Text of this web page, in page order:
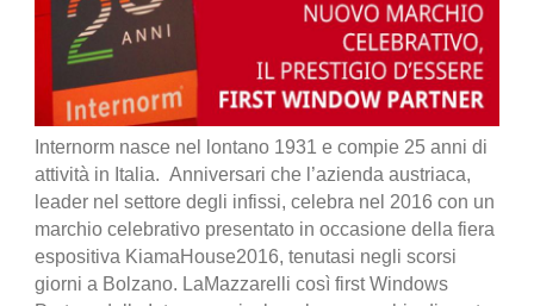
Internorm nasce nel lontano 1931 e compie 25 anni di
attività in Italia. Anniversari che l’azienda austriaca,
leader nel settore degli infissi, celebra nel 2016 con un
marchio celebrativo presentato in occasione della fiera
espositiva KiamaHouse2016, tenutasi negli scorsi
giorni a Bolzano. LaMazzarelli così first Windows